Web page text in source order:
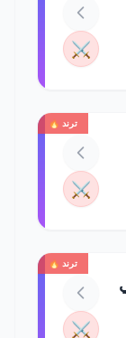
⚔️
ترند 🔥
⚔️
ترند 🔥
⚔️